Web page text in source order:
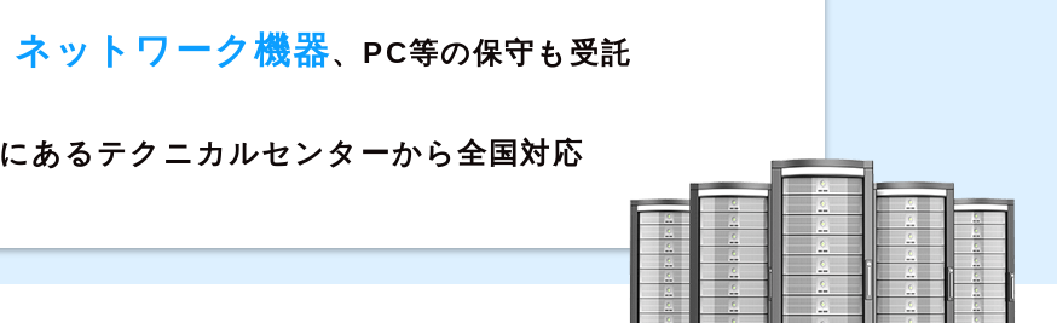
ネットワーク機器、 PC等の保守も受託
にある テクニカルセンターから全国対応